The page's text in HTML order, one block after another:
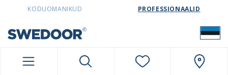
SWEDOORESTONIA NAVIGATION
KODUOMANIKUD PROFESSIONAALID